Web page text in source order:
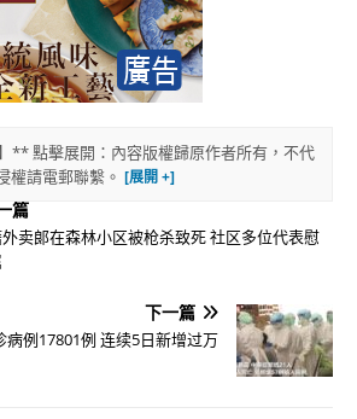
** 點擊展開：內容版權歸原作者所有，不代
權請電郵聯繫。
篇
卖郞在森林小区被枪杀致死 社区多位代表慰
下一篇
例17801例 连续5日新增过万